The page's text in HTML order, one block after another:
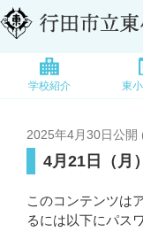
学校紹介 東
2025年4月30日公開
4月21日（月
このコンテンツは
るには以下にパス